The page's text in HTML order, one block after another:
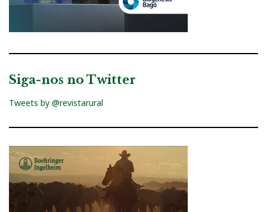
Siga-nos no Twitter
Tweets by @revistarural